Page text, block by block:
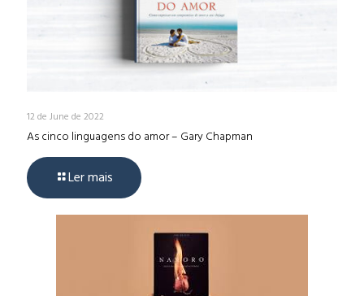
12 de June de 2022
As cinco linguagens do amor – Gary Chapman
Ler mais